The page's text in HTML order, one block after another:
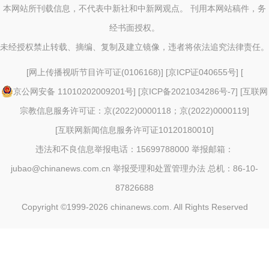
本网站所刊载信息，不代表中新社和中新网观点。 刊用本网站稿件，务
经书面授权。
未经授权禁止转载、摘编、复制及建立镜像，违者将依法追究法律责任。
[网上传播视听节目许可证(0106168)] [京ICP证040655号] [
京公网安备 11010202009201号] [京ICP备2021034286号-7] [互联网
宗教信息服务许可证：京(2022)0000118；京(2022)0000119]
[互联网新闻信息服务许可证10120180010]
违法和不良信息举报电话：15699788000 举报邮箱：
jubao@chinanews.com.cn 举报受理和处置管理办法 总机：86-10-
87826688
Copyright ©1999-2026 chinanews.com. All Rights Reserved